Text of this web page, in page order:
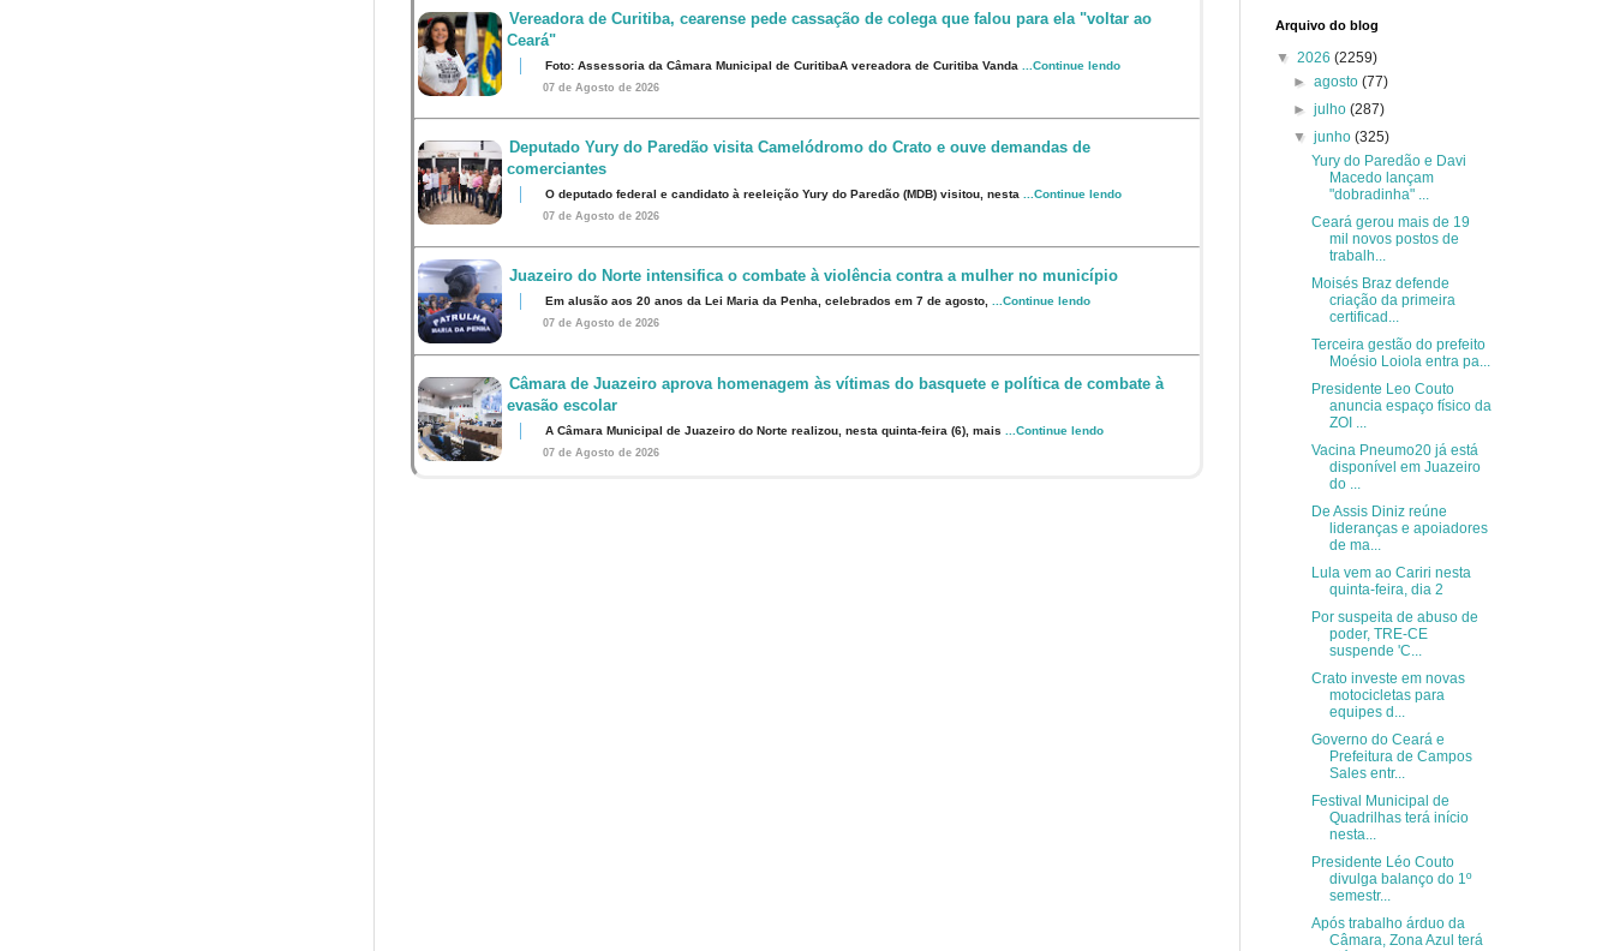
Vereadora de Curitiba, cearense pede cassação de colega que falou para ela "voltar ao
Ceará"
Foto: Assessoria da Câmara Municipal de CuritibaA vereadora de Curitiba Vanda ...Continue lendo
07 de Agosto de 2026
Deputado Yury do Paredão visita Camelódromo do Crato e ouve demandas de
comerciantes
O deputado federal e candidato à reeleição Yury do Paredão (MDB) visitou, nesta ...Continue lendo
07 de Agosto de 2026
Juazeiro do Norte intensifica o combate à violência contra a mulher no município
Em alusão aos 20 anos da Lei Maria da Penha, celebrados em 7 de agosto, ...Continue lendo
07 de Agosto de 2026
Câmara de Juazeiro aprova homenagem às vítimas do basquete e política de combate à
evasão escolar
A Câmara Municipal de Juazeiro do Norte realizou, nesta quinta-feira (6), mais ...Continue lendo
07 de Agosto de 2026
Arquivo do blog
▼ 2026 (2259)
►agosto(77)
►julho(287)
▼junho(325)
Yury do Paredão e Davi
Macedo lançam
"dobradinha" ...
Ceará gerou mais de 19
mil novos postos de
trabalh...
Moisés Braz defende
criação da primeira
certificad...
Terceira gestão do prefeito
Moésio Loiola entra pa...
Presidente Leo Couto
anuncia espaço físico da
ZOI ...
Vacina Pneumo20 já está
disponível em Juazeiro
do ...
De Assis Diniz reúne
lideranças e apoiadores
de ma...
Lula vem ao Cariri nesta
quinta-feira, dia 2
Por suspeita de abuso de
poder, TRE-CE
suspende 'C...
Crato investe em novas
motocicletas para
equipes d...
Governo do Ceará e
Prefeitura de Campos
Sales entr...
Festival Municipal de
Quadrilhas terá início
nesta...
Presidente Léo Couto
divulga balanço do 1º
semestr...
Após trabalho árduo da
Câmara, Zona Azul terá